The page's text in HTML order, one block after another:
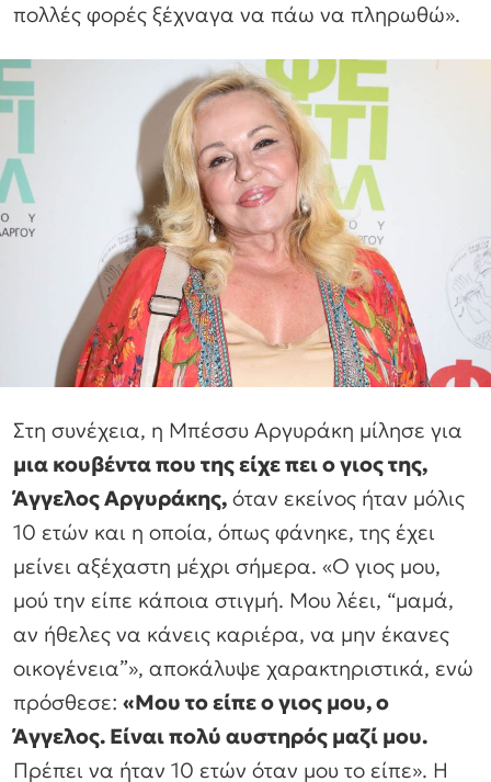
πολλές φορές ξέχναγα να πάω να πληρωθώ».
Στη συνέχεια, η Μπέσσυ Αργυράκη μίλησε για
μια κουβέντα που της είχε πει ο γιος της,
Άγγελος Αργυράκης, όταν εκείνος ήταν μόλις
10 ετών και η οποία, όπως φάνηκε, της έχει
μείνει αξέχαστη μέχρι σήμερα. «Ο γιος μου,
μού την είπε κάποια στιγμή. Μου λέει, “μαμά,
αν ήθελες να κάνεις καριέρα, να μην έκανες
οικογένεια”», αποκάλυψε χαρακτηριστικά, ενώ
πρόσθεσε: «Μου το είπε ο γιος μου, ο
Άγγελος. Είναι πολύ αυστηρός μαζί μου.
Πρέπει να ήταν 10 ετών όταν μου το είπε». Η